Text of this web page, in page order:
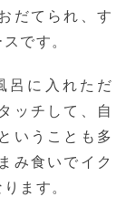
だてられ、す
です。
呂に入れただ
ッチして、自
いうことも多
み食いでイク
ます。